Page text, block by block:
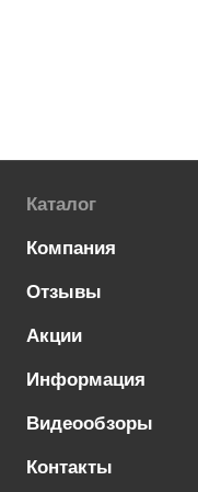
Каталог
Компания
Отзывы
Акции
Информация
Видеообзоры
Контакты